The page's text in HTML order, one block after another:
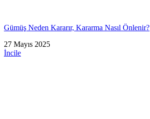
Gümüş Neden Kararır, Kararma Nasıl Önlenir?
27 Mayıs 2025
İncile